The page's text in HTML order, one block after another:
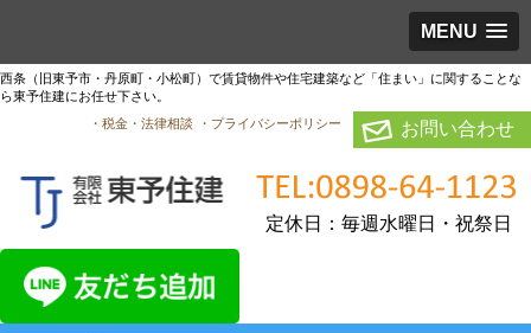
MENU
西条（旧東予市・丹原町・小松町）で賃貸物件や住宅建築など「住まい」に関することな
ら東予住建にお任せ下さい。
・税金・法律相談
・プライバシーポリシー お問い合わせ
定休日：毎週水曜日・祝祭日